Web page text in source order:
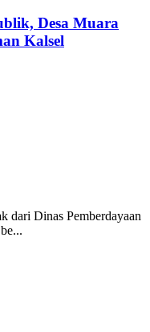
Desa Muara
Kalsel
dari Dinas Pemberdayaan